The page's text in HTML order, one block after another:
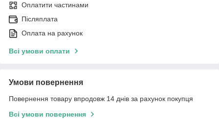
Оплатити частинами
Післяплата
Оплата на рахунок
Всі умови оплати
Умови повернення
Повернення товару впродовж 14 днів за рахунок покупця
Всі умови повернення